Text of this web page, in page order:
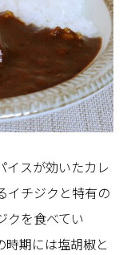
イスが効いたカレ
イチジクと特有の
クを食べてい
時期には塩胡椒と